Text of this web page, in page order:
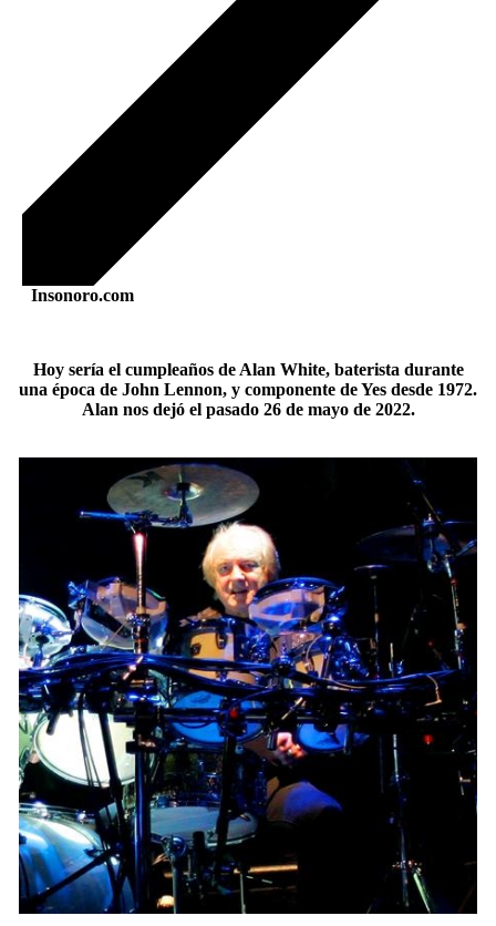
Insonoro.com
Hoy sería el cumpleaños de Alan White, baterista durante
una época de John Lennon, y componente de Yes desde 1972.
Alan nos dejó el pasado 26 de mayo de 2022.